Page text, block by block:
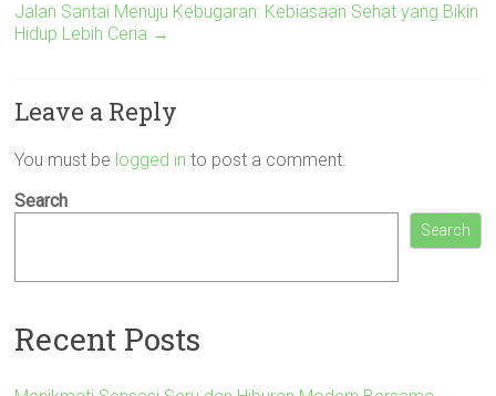
Jalan Santai Menuju Kebugaran: Kebiasaan Sehat yang Bikin
Hidup Lebih Ceria →
Leave a Reply
You must be logged in to post a comment.
Search
Search
Recent Posts